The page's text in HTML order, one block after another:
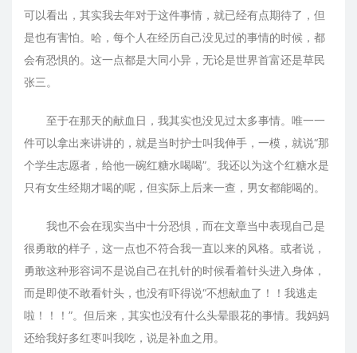
可以看出，其实我去年对于这件事情，就已经有点期待了，但
是也有害怕。哈，每个人在经历自己没见过的事情的时候，都
会有恐惧的。这一点都是大同小异，无论是世界首富还是草民
张三。
至于在那天的献血日，我其实也没见过太多事情。唯一一
件可以拿出来讲讲的，就是当时护士叫我伸手，一模，就说“那
个学生志愿者，给他一碗红糖水喝喝”。我还以为这个红糖水是
只有女生经期才喝的呢，但实际上后来一查，男女都能喝的。
我也不会在现实当中十分恐惧，而在文章当中表现自己是
很勇敢的样子，这一点也不符合我一直以来的风格。或者说，
勇敢这种形容词不是说自己在扎针的时候看着针头进入身体，
而是即使不敢看针头，也没有吓得说“不想献血了！！我逃走
啦！！！”。但后来，其实也没有什么头晕眼花的事情。我妈妈
还给我好多红枣叫我吃，说是补血之用。